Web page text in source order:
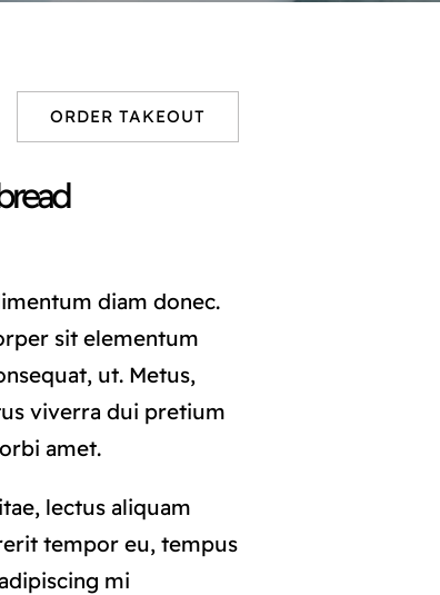
ORDER TAKEOUT
diam donec.
sit elementum
ut. Metus,
viverra dui pretium
amet.
lectus aliquam
tempor eu, tempus
mi